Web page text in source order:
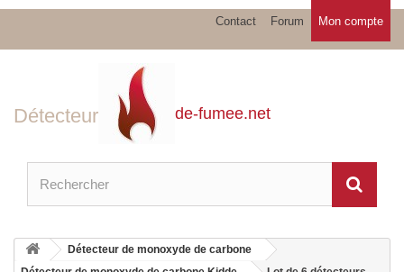
Mon compte
Forum
Contact
Détecteur de-fumee.net
Détecteur de monoxyde de carbone